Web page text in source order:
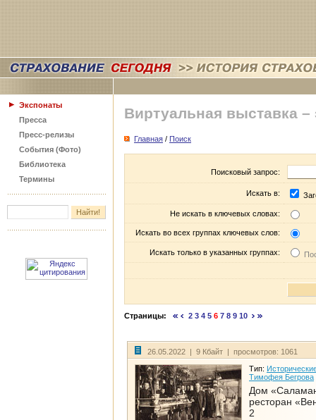
Экспонаты
Пресса
Пресс-релизы
События (Фото)
Библиотека
Термины
Виртуальная выставка –
Главная / Поиск
Поисковый запрос:
Искать в:
Не искать в ключевых словах:
Искать во всех группах ключевых слов:
Искать только в указанных группах:
Страницы: 2 3 4 5 6 7 8 9 10
26.05.2022 | 9 Кбайт | просмотров: 1061
Тип:
Тимофея Бегрова
Дом
ресторан
2